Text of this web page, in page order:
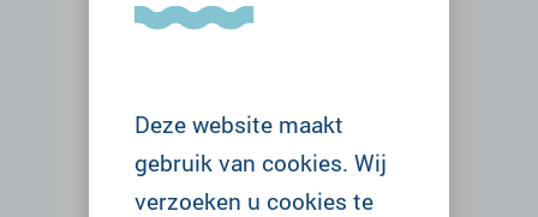
Deze website maakt
gebruik van cookies. Wij
verzoeken u cookies te
Velden met een * zijn verplicht